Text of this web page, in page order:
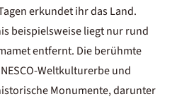
erkundet ihr das Land.
beispielsweise liegt nur rund
entfernt. Die berühmte
Weltkulturerbe und
Monumente, darunter